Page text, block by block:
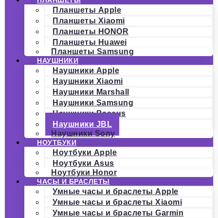
Планшеты Apple
Планшеты Xiaomi
Планшеты HONOR
Планшеты Huawei
Планшеты Samsung
НАУШНИКИ
Наушники Apple
Наушники Xiaomi
Наушники Marshall
Наушники Samsung
Наушники Baseus
Наушники JBL
Наушники Sony
НОУТБУКИ
Ноутбуки Apple
Ноутбуки Asus
Ноутбуки Honor
ЧАСЫ И БРАСЛЕТЫ
Умные часы и браслеты Apple
Умные часы и браслеты Xiaomi
Умные часы и браслеты Garmin